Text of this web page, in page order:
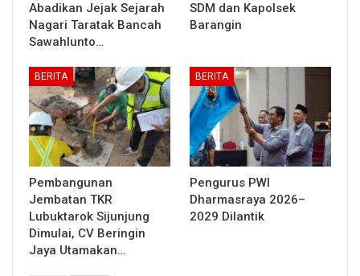
Abadikan Jejak Sejarah
Nagari Taratak Bancah
Sawahlunto…
SDM dan Kapolsek
Barangin
BERITA
Pembangunan
Jembatan TKR
Lubuktarok Sijunjung
Dimulai, CV Beringin
Jaya Utamakan…
BERITA
Pengurus PWI
Dharmasraya 2026–
2029 Dilantik